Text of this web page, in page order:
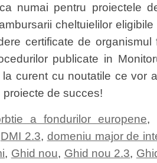
numai pentru proiectele
cheltuielilor
certificate de
publicate in
curent cu noutatile ce vor
de succes!
a fondurilor europene,
DMI 2.3, domeniu major de
, Ghid nou, Ghid nou 2.3,